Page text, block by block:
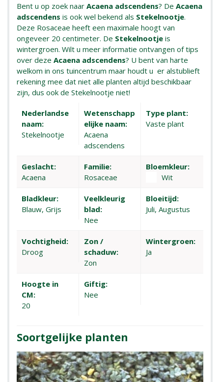
Bent u op zoek naar Acaena adscendens? De Acaena
adscendens is ook wel bekend als Stekelnootje.
Deze Rosaceae heeft een maximale hoogt van
ongeveer 20 centimeter. De Stekelnootje is
wintergroen. Wilt u meer informatie ontvangen of tips
over deze Acaena adscendens? U bent van harte
welkom in ons tuincentrum maar houdt u er alstublieft
rekening mee dat niet alle planten altijd beschikbaar
zijn, dus ook de Stekelnootje niet!
Nederlandse
naam:
Stekelnootje
Wetenschapp
elijke naam:
Acaena
adscendens
Type plant:
Vaste plant
Geslacht:
Acaena
Familie:
Rosaceae
Bloemkleur:
Wit
Bladkleur:
Blauw, Grijs
Veelkleurig
blad:
Nee
Bloeitijd:
Juli, Augustus
Vochtigheid:
Droog
Zon /
schaduw:
Zon
Wintergroen:
Ja
Hoogte in
CM:
20
Giftig:
Nee
Soortgelijke planten